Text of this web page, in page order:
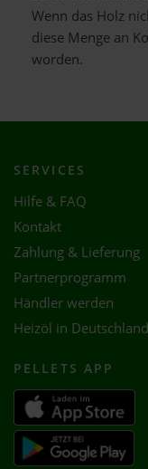
Wenn das Holz
diese Menge an
worden.
SERVICES
Hilfe & FAQ
Kontakt
Zahlung & Lieferung
Partnerprogramm
Händler werden
Heizöl in Deutschland
PELLETS APP